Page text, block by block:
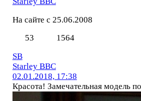
На сайте с 25.06.2008
53
1564
SВ
Starley ВВС
02.01.2018, 17:38
Красота! Замечательная модель